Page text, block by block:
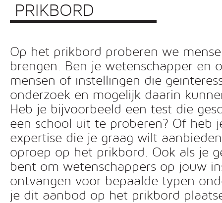
PRIKBORD
Op het prikbord proberen we
brengen. Ben je wetenschapper en
mensen of instellingen die
onderzoek en mogelijk daarin
Heb je bijvoorbeeld een test die
een school uit te proberen? Of heb
expertise die je graag wilt
oproep op het prikbord. Ook als je
bent om wetenschappers op jouw
ontvangen voor bepaalde typen
je dit aanbod op het prikbord